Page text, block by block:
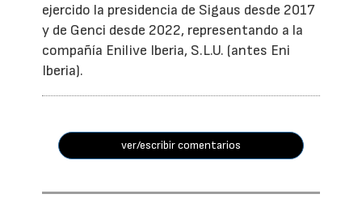
ejercido la presidencia de Sigaus desde 2017
y de Genci desde 2022, representando a la
compañía Enilive Iberia, S.L.U. (antes Eni
Iberia).
ver/escribir comentarios